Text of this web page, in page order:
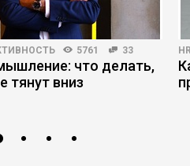
5761 33
что делать,
тянут вниз